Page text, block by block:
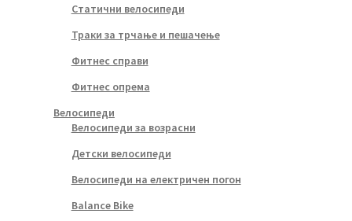
Статични велосипеди
Траки за трчање и пешачење
Фитнес справи
Фитнес опрема
Велосипеди
Велосипеди за возрасни
Детски велосипеди
Велосипеди на електричен погон
Balance Bike